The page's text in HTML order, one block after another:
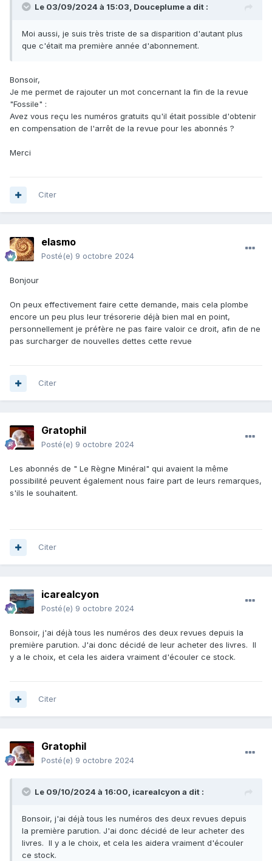
Le 03/09/2024 à 15:03, Douceplumea dit :
Moi aussi, je suis très triste de sa disparition d'autant plus
que c'était ma première année d'abonnement.
Bonsoir,
Je me permet de rajouter un mot concernant la fin de la revue
"Fossile" :
Avez vous reçu les numéros gratuits qu'il était possible d'obtenir
en compensation de l'arrêt de la revue pour les abonnés ?
Merci
Citer
elasmo
Posté(e) 9 octobre 2024
Bonjour
On peux effectivement faire cette demande, mais cela plombe
encore un peu plus leur trésorerie déjà bien mal en point,
personnellement je préfère ne pas faire valoir ce droit, afin de ne
pas surcharger de nouvelles dettes cette revue
Citer
Gratophil
Posté(e) 9 octobre 2024
Les abonnés de " Le Règne Minéral" qui avaient la même
possibilité peuvent également nous faire part de leurs remarques,
s'ils le souhaitent.
Citer
icarealcyon
Posté(e) 9 octobre 2024
Bonsoir, j'ai déjà tous les numéros des deux revues depuis la
première parution. J'ai donc décidé de leur acheter des livres. Il
y a le choix, et cela les aidera vraiment d'écouler ce stock.
Citer
Gratophil
Posté(e) 9 octobre 2024
Le 09/10/2024 à 16:00, icarealcyon a dit :
Bonsoir, j'ai déjà tous les numéros des deux revues depuis
la première parution. J'ai donc décidé de leur acheter des
livres. Il y a le choix, et cela les aidera vraiment d'écouler
ce stock.